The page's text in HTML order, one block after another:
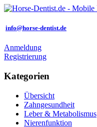
info@horse-dentist.de
Anmeldung
Registrierung
Kategorien
Übersicht
Zahngesundheit
Leber & Metabolismus
Nierenfunktion